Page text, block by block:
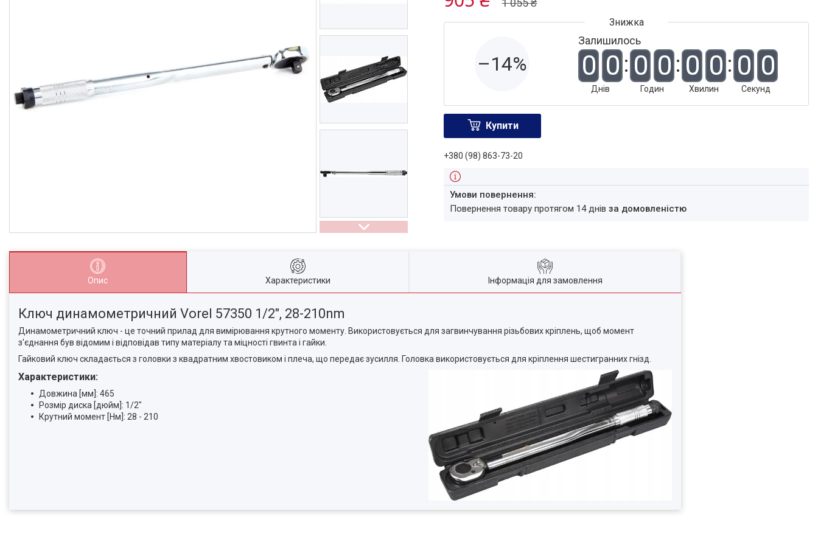
1 055 ₴
–14%
Залишилось
0 0
Днів
0 0
Годин
0 0
Хвилин
0 0
Секунд
Купити
+380 (98) 863-73-20
повернення товару протягом 14 днівза домовленістю
Опис Характеристики Інформація для замовлення
Ключ динамометричний Vorel 57350 1/2", 28-210nm
Динамометричний ключ - це точний прилад для вимірювання крутного моменту. Використовується для загвинчування різьбових кріплень, щоб момент
з'єднання був відомим і відповідав типу матеріалу та міцності гвинта і гайки.
Гайковий ключ складається з головки з квадратним хвостовиком і плеча, що передає зусилля. Головка використовується для кріплення шестигранних гнізд.
Характеристики:
Довжина [мм]: 465
Розмір диска [дюйм]: 1/2"
Крутний момент [Нм]: 28 - 210